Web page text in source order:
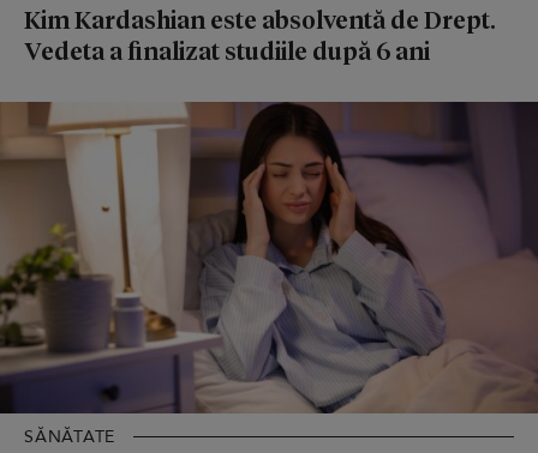
Kim Kardashian este absolventă de Drept.
Vedeta a finalizat studiile după 6 ani
SĂNĂTATE